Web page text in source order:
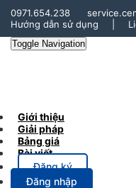
0971.654.238
Hướng dẫn sử dụng
Toggle Navigation
Giới thiệu
Giải pháp
Bảng giá
Bài viết
Đăng ký
Đăng nhập